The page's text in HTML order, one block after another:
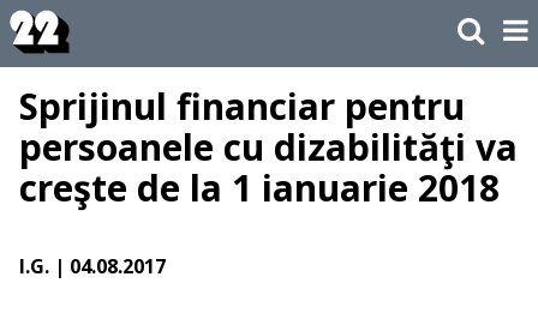
Sprijinul financiar pentru
persoanele cu dizabilităţi va
creşte de la 1 ianuarie 2018
I.G. | 04.08.2017